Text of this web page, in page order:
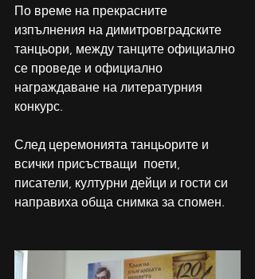
По време на прекрасните
изпълнения на димитровградските
танцьори, между танците официално
се проведе и официално
награждаване на литературния
конкурс.
След церемонията танцьорите и
всички присъстващи  поети,
писатели, културни дейци и гости си
направиха обща снимка за спомен.